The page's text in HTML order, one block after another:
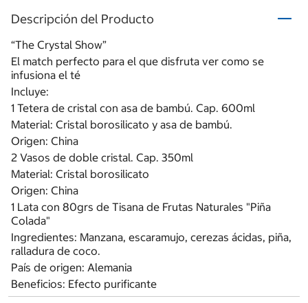
Descripción del Producto
“The Crystal Show”
El match perfecto para el que disfruta ver como se
infusiona el té
Incluye:
1 Tetera de cristal con asa de bambú. Cap. 600ml
Material: Cristal borosilicato y asa de bambú.
Origen: China
2 Vasos de doble cristal. Cap. 350ml
Material: Cristal borosilicato
Origen: China
1 Lata con 80grs de Tisana de Frutas Naturales "Piña
Colada"
Ingredientes: Manzana, escaramujo, cerezas ácidas, piña,
ralladura de coco.
País de origen: Alemania
Beneficios: Efecto purificante